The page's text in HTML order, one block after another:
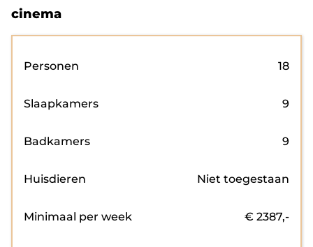
cinema
Personen 18
Slaapkamers 9
Badkamers 9
Huisdieren Niet toegestaan
Minimaal per week € 2387,-